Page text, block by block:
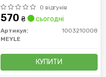
0 відгуків
570 ₴ сьогодні
Артикул:
1003210008
MEYLE
КУПИТИ